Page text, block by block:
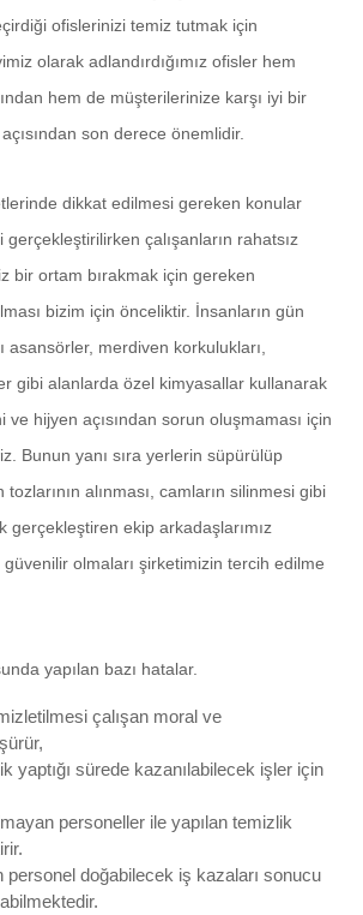
ofislerinizi temiz tutmak için
olarak adlandırdığımız ofisler hem
hem de müşterilerinize karşı iyi bir
son derece önemlidir.
dikkat edilmesi gereken konular
gerçekleştirilirken çalışanların rahatsız
bir ortam bırakmak için gereken
bizim için önceliktir. İnsanların gün
asansörler, merdiven korkulukları,
gibi alanlarda özel kimyasallar kullanarak
ve hijyen açısından sorun oluşmaması için
Bunun yanı sıra yerlerin süpürülüp
alınması, camların silinmesi gibi
gerçekleştiren ekip arkadaşlarımız
olmaları şirketimizin tercih edilme
yapılan bazı hatalar.
çalışan moral ve
yaptığı sürede kazanılabilecek işler için
personeller ile yapılan temizlik
personel doğabilecek iş kazaları sonucu